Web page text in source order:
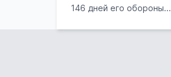
146 дней его обороны...